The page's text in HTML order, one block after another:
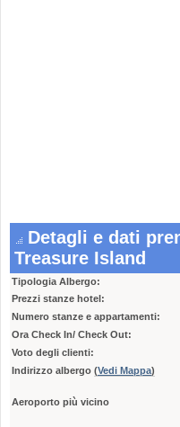
Detagli e dati
Treasure Island
Tipologia Albergo:
Prezzi stanze hotel:
Numero stanze e appartamenti:
Ora Check In/ Check Out:
Voto degli clienti:
Indirizzo albergo (Vedi Mappa)
Aeroporto più vicino